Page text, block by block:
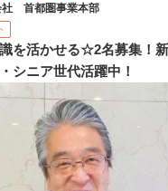
社 首都圏事業本部
を活かせる☆2名募集！
シニア世代活躍中！